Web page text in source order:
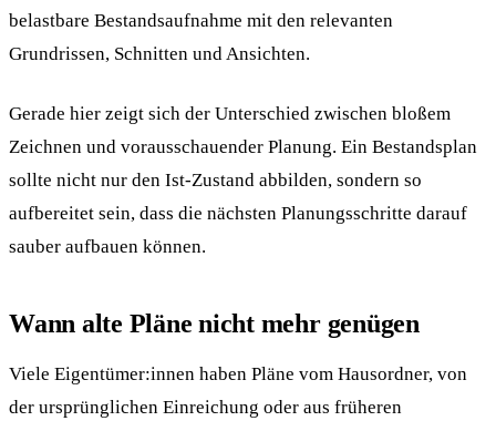
belastbare Bestandsaufnahme mit den relevanten
Grundrissen, Schnitten und Ansichten.
Gerade hier zeigt sich der Unterschied zwischen bloßem
Zeichnen und vorausschauender Planung. Ein Bestandsplan
sollte nicht nur den Ist-Zustand abbilden, sondern so
aufbereitet sein, dass die nächsten Planungsschritte darauf
sauber aufbauen können.
Wann alte Pläne nicht mehr genügen
Viele Eigentümer:innen haben Pläne vom Hausordner, von
der ursprünglichen Einreichung oder aus früheren